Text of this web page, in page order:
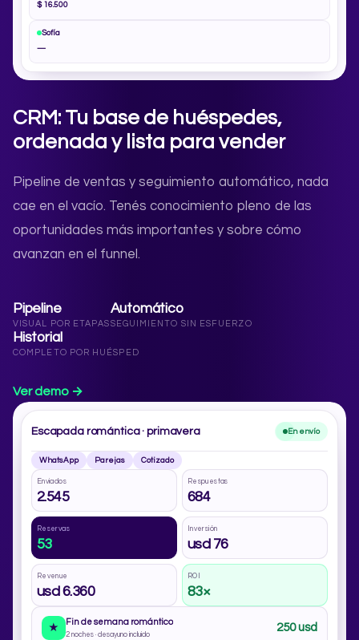
$ 16.500
Sofía
—
CRM: Tu base de huéspedes,
ordenada y lista para vender
Pipeline de ventas y seguimiento automático, nada
cae en el vacío. Tenés conocimiento pleno de las
oportunidades más importantes y sobre cómo
avanzan en el funnel.
Pipeline
VISUAL POR ETAPAS
Automático
SEGUIMIENTO SIN ESFUERZO
Historial
COMPLETO POR HUÉSPED
Ver demo →
Escapada romántica · primavera En envío
WhatsApp Parejas Cotizado
Enviados
2.545
Respuestas
684
Reservas
53
Inversión
usd 76
Revenue
usd 6.360
ROI
83×
★
Fin de semana romántico
2 noches · desayuno incluido
250 usd